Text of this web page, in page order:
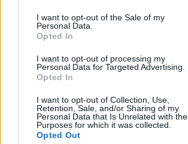
I want to opt-out of the Sale of my
Personal Data.
Opted In
I want to opt-out of processing my
Personal Data for Targeted Advertising.
Opted In
I want to opt-out of Collection, Use,
Retention, Sale, and/or Sharing of my
Personal Data that Is Unrelated with the
Purposes for which it was collected.
Opted Out